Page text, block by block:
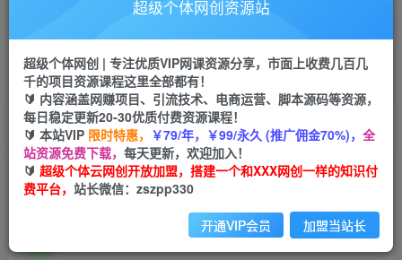
会员专属推广链接
挂机
项目
脚本卡密
APP下载
GO
首页 创业课程 会员专属 正文
（6235期）Midjourney 绘画教程+关键词配图
13000+软件+教程（更新）
关注 私信
超级个体网创资源站
超级个体网创 | 专注优质VIP网课资源分享，市面上收费几百几
千的项目资源课程这里全部都有！
🔰 内容涵盖网赚项目、引流技术、电商运营、脚本源码等资源，
每日稳定更新20-30优质付费资源课程！
🔰 本站VIP 限时特惠， ￥79/年，￥99/永久 (推广佣金70%)， 全
站资源免费下载， 每天更新，欢迎加入！
🔰 超级个体云网创开放加盟，搭建一个和XXX网创一样的知识付
费平台， 站长微信：zszpp330
开通VIP会员 加盟当站长